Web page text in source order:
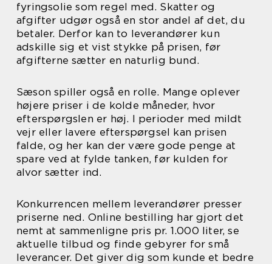
fyringsolie som regel med. Skatter og
afgifter udgør også en stor andel af det, du
betaler. Derfor kan to leverandører kun
adskille sig et vist stykke på prisen, før
afgifterne sætter en naturlig bund.
Sæson spiller også en rolle. Mange oplever
højere priser i de kolde måneder, hvor
efterspørgslen er høj. I perioder med mildt
vejr eller lavere efterspørgsel kan prisen
falde, og her kan der være gode penge at
spare ved at fylde tanken, før kulden for
alvor sætter ind.
Konkurrencen mellem leverandører presser
priserne ned. Online bestilling har gjort det
nemt at sammenligne pris pr. 1.000 liter, se
aktuelle tilbud og finde gebyrer for små
leverancer. Det giver dig som kunde et bedre